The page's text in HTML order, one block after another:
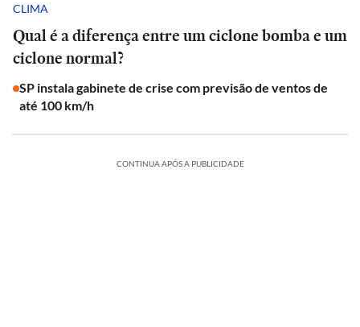
CLIMA
Qual é a diferença entre um ciclone bomba e um
ciclone normal?
SP instala gabinete de crise com previsão de ventos de
até 100 km/h
CONTINUA APÓS A PUBLICIDADE